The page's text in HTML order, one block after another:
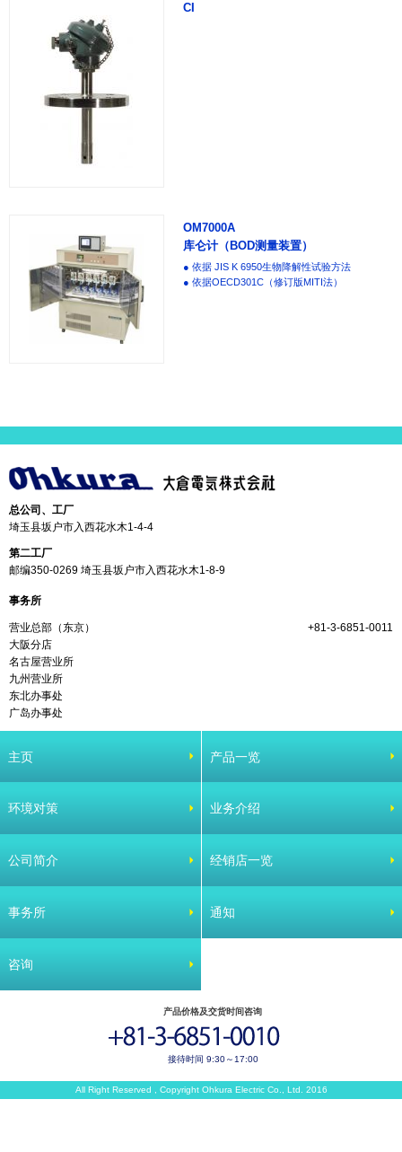
CI
OM7000A
库仑计（BOD测量装置）
● 依据 JIS K 6950生物降解性试验方法
● 依据OECD301C（修订版MITI法）
总公司、工厂
埼玉县坂户市入西花水木1-4-4
第二工厂
邮编350-0269 埼玉县坂户市入西花水木1-8-9
事务所
营业总部（东京）
+81-3-6851-0011
大阪分店
名古屋营业所
九州营业所
东北办事处
广岛办事处
主页 产品一览
环境对策 业务介绍
公司简介 经销店一览
事务所 通知
咨询
产品价格及交货时间咨询
接待时间 9:30～17:00
All Right Reserved , Copyright Ohkura Electric Co., Ltd. 2016